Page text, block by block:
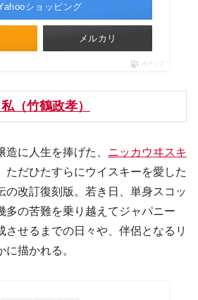
ショッピング
メルカリ
ポチップ
（竹鶴政孝）
造に人生を捧げた、 ニッカウヰスキ
ただひたすらにウイスキーを愛した
の改訂復刻版。若き日、単身スコッ
多の苦難を乗り越えてジャパニー
させるまでの日々や、伴侶となるリ
描かれる。